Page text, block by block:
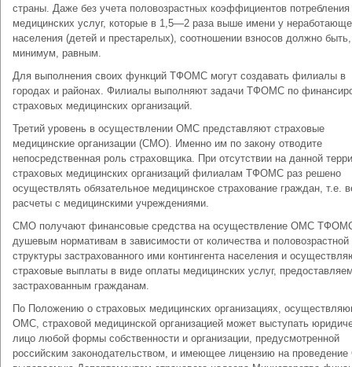
страны. Даже без учета половозрастных коэффициентов потребления
медицинских услуг, которые в 1,5—2 раза выше имени у
населения (детей и престарелых), соотношении взносов должно быть,
минимум, равным.
Для выполнения своих функций ТФОМС могут создавать филиалы в
городах и районах. Филиалы выполняют задачи ТФОМС по
страховых медицинских организаций.
Третий уровень в осуществлении ОМС представляют страховые
медицинские организации (СМО). Именно им по закону отводите
непосредственная роль страховщика. При отсутствии на данной
страховых медицинских организаций филиалам ТФОМС раз решено
осуществлять обязательное медицинское страхование граждан, т.е.
расчеты с медицинскими учреждениями.
СМО получают финансовые средства на осуществление ОМС
душевым нормативам в зависимости от количества и половозрастной
структуры застрахованного ими контингента населения и
страховые выплаты в виде оплаты медицинских услуг,
застрахованным гражданам.
По Положению о страховых медицинских организациях,
ОМС, страховой медицинской организацией может выступать
лицо любой формы собственности и организации, предусмотренной
российским законодательством, и имеющее лицензию на